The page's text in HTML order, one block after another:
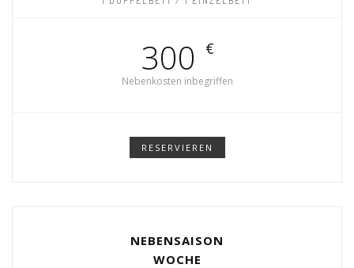
300 €
Nebenkosten inbegriffen
RESERVIEREN
NEBENSAISON
WOCHE